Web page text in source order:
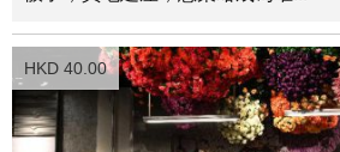
HKD 40.00